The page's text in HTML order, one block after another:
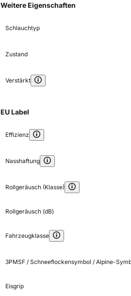
Weitere Eigenschaften
Schlauchtyp
Zustand
Verstärkt
EU Label
Effizienz
Nasshaftung
Rollgeräusch (Klasse)
Rollgeräusch (dB)
Fahrzeugklasse
3PMSF / Schneeflockensymbol / Alpine-
Eisgrip